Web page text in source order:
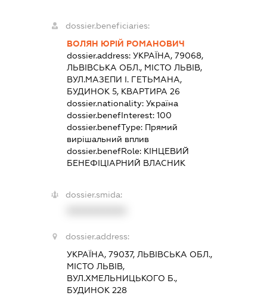
dossier.beneficiaries:
ВОЛЯН ЮРІЙ РОМАНОВИЧ
dossier.address: УКРАЇНА, 79068,
ЛЬВІВСЬКА ОБЛ., МІСТО ЛЬВІВ,
ВУЛ.МАЗЕПИ І. ГЕТЬМАНА,
БУДИНОК 5, КВАРТИРА 26
dossier.nationality: Україна
dossier.benefInterest: 100
dossier.benefType: Прямий
вирішальний вплив
dossier.benefRole: КІНЦЕВИЙ
БЕНЕФІЦІАРНИЙ ВЛАСНИК
dossier.smida:
dossier.address:
УКРАЇНА, 79037, ЛЬВІВСЬКА ОБЛ.,
МІСТО ЛЬВІВ,
ВУЛ.ХМЕЛЬНИЦЬКОГО Б.,
БУДИНОК 228